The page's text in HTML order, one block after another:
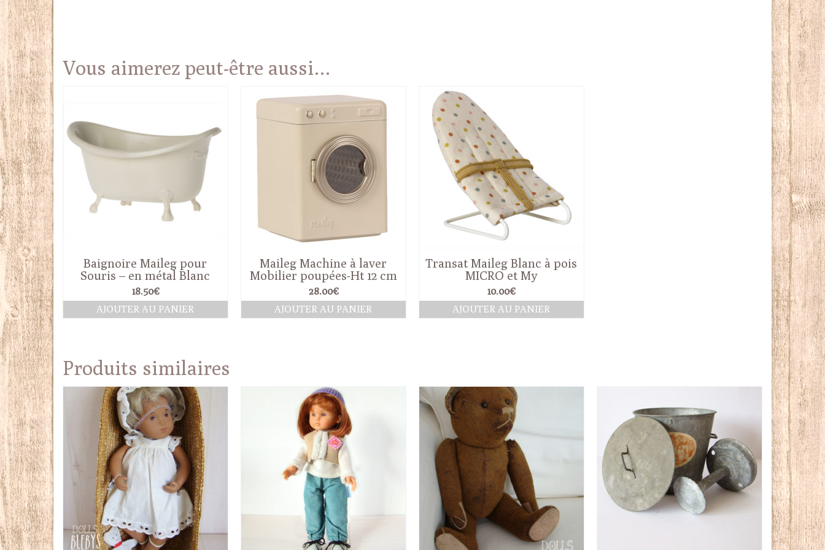
Vous aimerez peut-être aussi…
Baignoire Maileg pour
Souris – en métal Blanc
18.50€
AJOUTER AU PANIER
Maileg Machine à laver
Mobilier poupées-Ht 12 cm
28.00€
AJOUTER AU PANIER
Transat Maileg Blanc à pois
MICRO et My
10.00€
AJOUTER AU PANIER
Produits similaires